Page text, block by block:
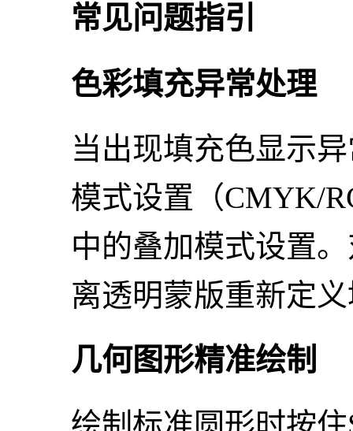
常见问题指引
色彩填充异常处理
当出现填充色显示
模式设置（CMYK/
中的叠加模式设置
离透明蒙版重新定
几何图形精准绘制
绘制标准圆形时按